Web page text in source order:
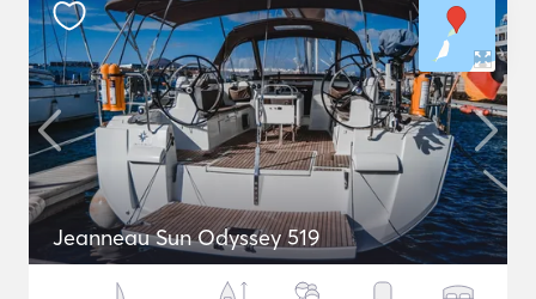
Jeanneau Sun Odyssey 519